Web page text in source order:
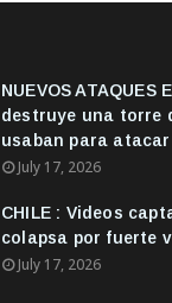
NUEVOS ATAQUES
destruye una torre
usaban para atacar
July 17, 2026
CHILE : Videos
colapsa por fuerte
July 17, 2026